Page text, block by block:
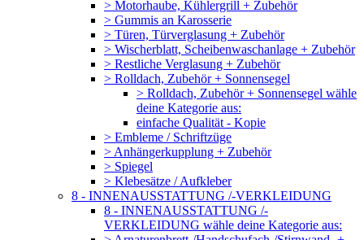
> Motorhaube, Kühlergrill + Zubehör
> Gummis an Karosserie
> Türen, Türverglasung + Zubehör
> Wischerblatt, Scheibenwaschanlage + Zubehör
> Restliche Verglasung + Zubehör
> Rolldach, Zubehör + Sonnensegel
> Rolldach, Zubehör + Sonnensegel wähle
deine Kategorie aus:
einfache Qualität - Kopie
> Embleme / Schriftzüge
> Anhängerkupplung + Zubehör
> Spiegel
> Klebesätze / Aufkleber
8 - INNENAUSSTATTUNG /-VERKLEIDUNG
8 - INNENAUSSTATTUNG /-
VERKLEIDUNG wähle deine Kategorie aus: